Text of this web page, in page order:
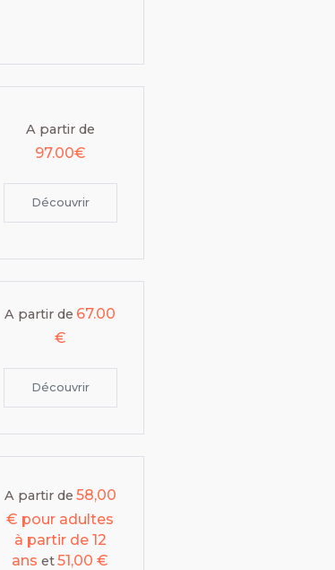
A partir de
97.00€
Découvrir
A partir de 67.00
€
Découvrir
A partir de 58,00
€ pour adultes
à partir de 12
anset51,00 €